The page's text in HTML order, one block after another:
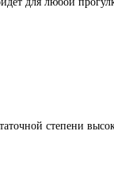
степени